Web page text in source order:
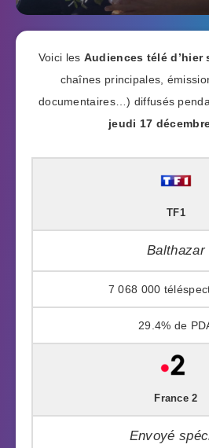
Voici les Audiences télé d’hier
chaînes principales,
documentaires…) diffusés
jeudi 17
TF1
Balthazar
7 068 000
29.4%
France 2
Envoyé